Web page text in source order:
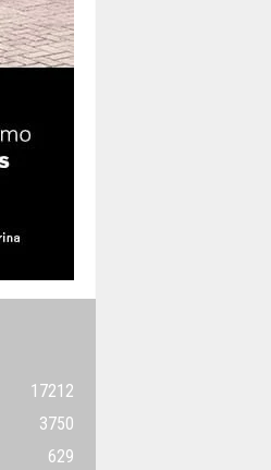
17212
3750
629